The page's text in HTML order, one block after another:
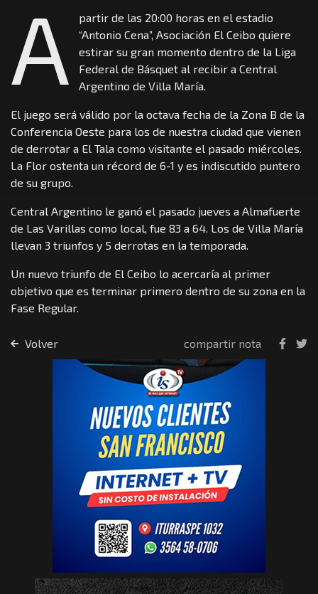
A
partir de las 20:00 horas en el estadio
“Antonio Cena”, Asociación El Ceibo quiere
estirar su gran momento dentro de la Liga
Federal de Básquet al recibir a Central
Argentino de Villa María.
El juego será válido por la octava fecha de la Zona B de la
Conferencia Oeste para los de nuestra ciudad que vienen
de derrotar a El Tala como visitante el pasado miércoles.
La Flor ostenta un récord de 6-1 y es indiscutido puntero
de su grupo.
Central Argentino le ganó el pasado jueves a Almafuerte
de Las Varillas como local, fue 83 a 64. Los de Villa María
llevan 3 triunfos y 5 derrotas en la temporada.
Un nuevo triunfo de El Ceibo lo acercaría al primer
objetivo que es terminar primero dentro de su zona en la
Fase Regular.
Volver compartir nota